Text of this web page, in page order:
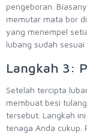
pengeboran.
memutar mata bor
yang menempel
lubang sudah
Langkah 3:
Setelah tercipta
membuat besi
tersebut. Langkah
tenaga Anda cukup.